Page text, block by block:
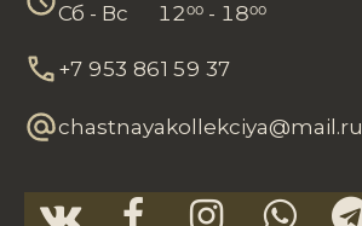
Сб - Вс
1200 - 1800
+7 953 861 59 37
chastnayakollekciya@mail.ru